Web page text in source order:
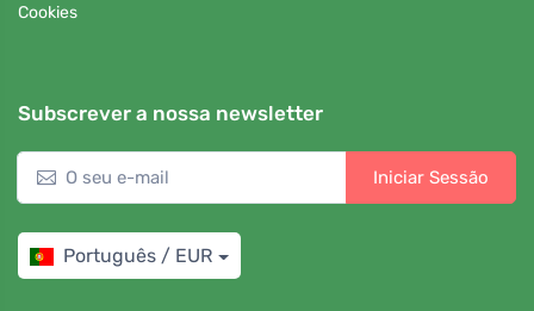
Cookies
Subscrever a nossa newsletter
Iniciar Sessão
Português / EUR